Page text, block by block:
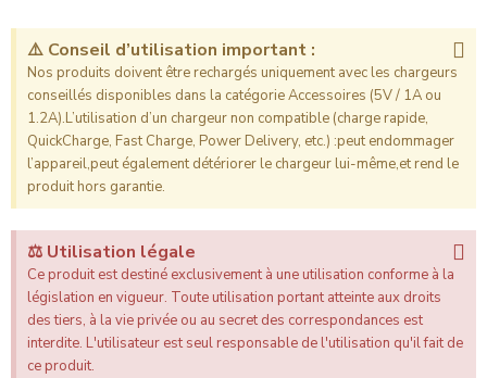
⚠️ Conseil d’utilisation important :
Nos produits doivent être rechargés uniquement avec les chargeurs
conseillés disponibles dans la catégorie Accessoires (5V / 1A ou
1.2A).L’utilisation d’un chargeur non compatible (charge rapide,
QuickCharge, Fast Charge, Power Delivery, etc.) :peut endommager
l’appareil,peut également détériorer le chargeur lui-même,et rend le
produit hors garantie.
⚖️ Utilisation légale
Ce produit est destiné exclusivement à une utilisation conforme à la
législation en vigueur. Toute utilisation portant atteinte aux droits
des tiers, à la vie privée ou au secret des correspondances est
interdite. L'utilisateur est seul responsable de l'utilisation qu'il fait de
ce produit.